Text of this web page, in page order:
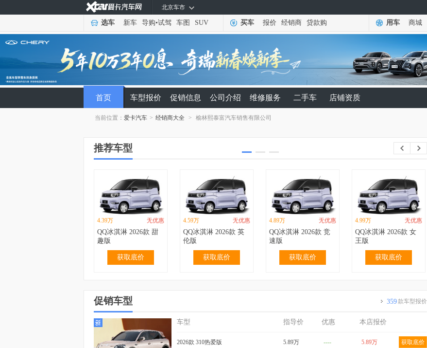
北京车市
选车 新车 导购•试驾 车图 SUV 买车 报价 经销商 贷款购 用车 商城
首页 车型报价 促销信息 公司介绍 维修服务 二手车 店铺资质
当前位置： 爱卡汽车 > 经销商大全 > 榆林熙泰富汽车销售有限公司
推荐车型
4.39万 无优惠
QQ冰淇淋 2026款 甜
趣版
获取底价
4.59万 无优惠
QQ冰淇淋 2026款 英
伦版
获取底价
4.89万 无优惠
QQ冰淇淋 2026款 竞
速版
获取底价
4.99万 无优惠
QQ冰淇淋 2026款 女
王版
获取底价
2.99万
QQ冰淇淋 2024款 青
春版 120km 奶昔
3.19万
春版 120km 香草
3.69万 无优惠
155km 圣代版
3.69万
QQ冰淇淋 2024款
205km 圣代版
促销车型 359款车型报价
车型 指导价 优惠 本店报价
2026款 310热爱版 5.89万 ---- 5.89万 获取底价